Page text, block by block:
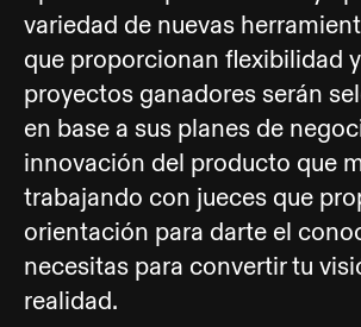
variedad de nuevas
que proporcionan flexibilidad
proyectos ganadores serán
en base a sus planes de
innovación del producto que
trabajando con jueces que
orientación para darte el
necesitas para convertir tu
realidad.